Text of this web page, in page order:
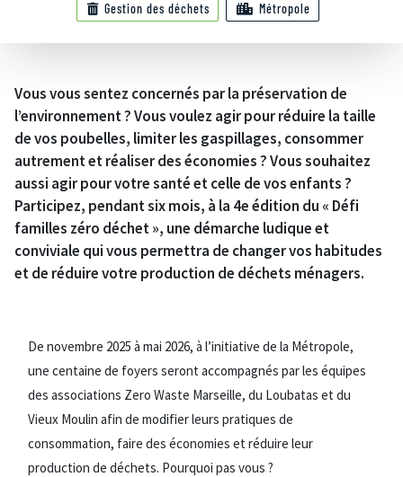
Gestion des déchets Métropole
Vous vous sentez concernés par la préservation de
l’environnement ? Vous voulez agir pour réduire la taille
de vos poubelles, limiter les gaspillages, consommer
autrement et réaliser des économies ? Vous souhaitez
aussi agir pour votre santé et celle de vos enfants ?
Participez, pendant six mois, à la 4e édition du « Défi
familles zéro déchet », une démarche ludique et
conviviale qui vous permettra de changer vos habitudes
et de réduire votre production de déchets ménagers.
De novembre 2025 à mai 2026, à l’initiative de la Métropole,
une centaine de foyers seront accompagnés par les équipes
des associations Zero Waste Marseille, du Loubatas et du
Vieux Moulin afin de modifier leurs pratiques de
consommation, faire des économies et réduire leur
production de déchets. Pourquoi pas vous ?